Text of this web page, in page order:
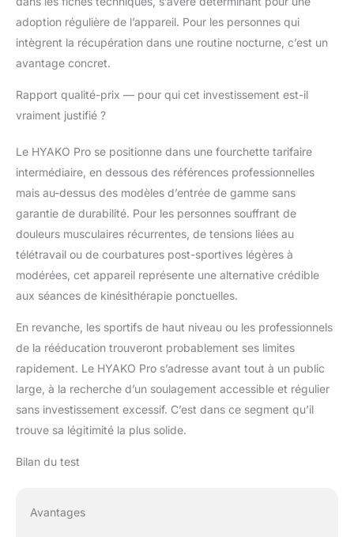
adoption régulière de l’appareil. Pour les personnes qui
intègrent la récupération dans une routine nocturne, c’est un
avantage concret.
Rapport qualité-prix — pour qui cet investissement est-il
vraiment justifié ?
Le HYAKO Pro se positionne dans une fourchette tarifaire
intermédiaire, en dessous des références professionnelles
mais au-dessus des modèles d’entrée de gamme sans
garantie de durabilité. Pour les personnes souffrant de
douleurs musculaires récurrentes, de tensions liées au
télétravail ou de courbatures post-sportives légères à
modérées, cet appareil représente une alternative crédible
aux séances de kinésithérapie ponctuelles.
En revanche, les sportifs de haut niveau ou les professionnels
de la rééducation trouveront probablement ses limites
rapidement. Le HYAKO Pro s’adresse avant tout à un public
large, à la recherche d’un soulagement accessible et régulier
sans investissement excessif. C’est dans ce segment qu’il
trouve sa légitimité la plus solide.
Bilan du test
Avantages